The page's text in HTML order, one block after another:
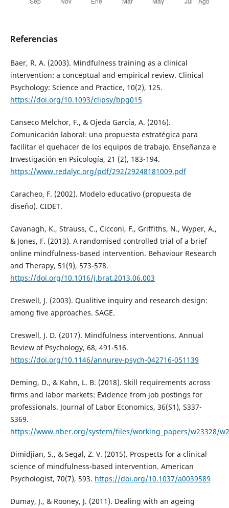
Referencias
Baer, R. A. (2003). Mindfulness training as a clinical
intervention: a conceptual and empirical review. Clinical
Psychology: Science and Practice, 10(2), 125.
https://doi.org/10.1093/clipsy/bpg015
Canseco Melchor, F., & Ojeda García, A. (2016).
Comunicación laboral: una propuesta estratégica para
facilitar el quehacer de los equipos de trabajo. Enseñanza e
Investigación en Psicología, 21 (2), 183-194.
https://www.redalyc.org/pdf/292/29248181009.pdf
Caracheo, F. (2002). Modelo educativo (propuesta de
diseño). CIDET.
Cavanagh, K., Strauss, C., Cicconi, F., Griffiths, N., Wyper, A.,
& Jones, F. (2013). A randomised controlled trial of a brief
online mindfulness-based intervention. Behaviour Research
and Therapy, 51(9), 573-578.
https://doi.org/10.1016/j.brat.2013.06.003
Creswell, J. (2003). Qualitive inquiry and research design:
among five approaches. SAGE.
Creswell, J. D. (2017). Mindfulness interventions. Annual
Review of Psychology, 68, 491-516.
https://doi.org/10.1146/annurev-psych-042716-051139
Deming, D., & Kahn, L. B. (2018). Skill requirements across
firms and labor markets: Evidence from job postings for
professionals. Journal of Labor Economics, 36(S1), S337-
S369.
https://www.nber.org/system/files/working_papers/w23328/
Dimidjian, S., & Segal, Z. V. (2015). Prospects for a clinical
science of mindfulness-based intervention. American
Psychologist, 70(7), 593. https://doi.org/10.1037/a0039589
Dumay, J., & Rooney, J. (2011). Dealing with an ageing